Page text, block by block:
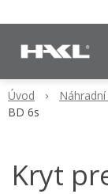
Úvod
BD 6s
Kryt